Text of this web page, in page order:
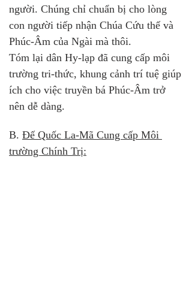
người. Chúng chỉ chuẩn bị cho lòng
con người tiếp nhận Chúa Cứu thế và
Phúc-Âm của Ngài mà thôi.
Tóm lại dân Hy-lạp đã cung cấp môi
trường tri-thức, khung cảnh trí tuệ giúp
ích cho việc truyền bá Phúc-Âm trở
nên dễ dàng.
B. Đế Quốc La-Mã Cung cấp Môi
trường Chính Trị: